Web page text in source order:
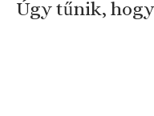
Úgy tűnik,